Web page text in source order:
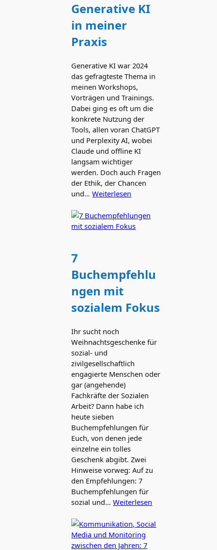
Generative KI
in meiner
Praxis
Generative KI war 2024
das gefragteste Thema in
meinen Workshops,
Vorträgen und Trainings.
Dabei ging es oft um die
konkrete Nutzung der
Tools, allen voran ChatGPT
und Perplexity AI, wobei
Claude und offline KI
langsam wichtiger
werden. Doch auch Fragen
der Ethik, der Chancen
und…Weiterlesen
7
Buchempfehlu
ngen mit
sozialem Fokus
Ihr sucht noch
Weihnachtsgeschenke für
sozial- und
zivilgesellschaftlich
engagierte Menschen oder
gar (angehende)
Fachkräfte der Sozialen
Arbeit? Dann habe ich
heute sieben
Buchempfehlungen für
Euch, von denen jede
einzelne ein tolles
Geschenk abgibt. Zwei
Hinweise vorweg: Auf zu
den Empfehlungen: 7
Buchempfehlungen für
sozial und…Weiterlesen